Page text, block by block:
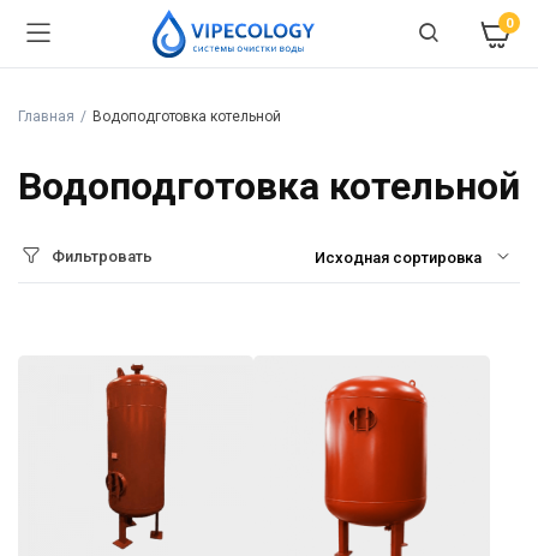
0
Главная Водоподготовка котельной
Водоподготовка котельной
Фильтровать